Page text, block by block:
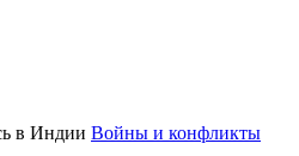
Войны и конфликты